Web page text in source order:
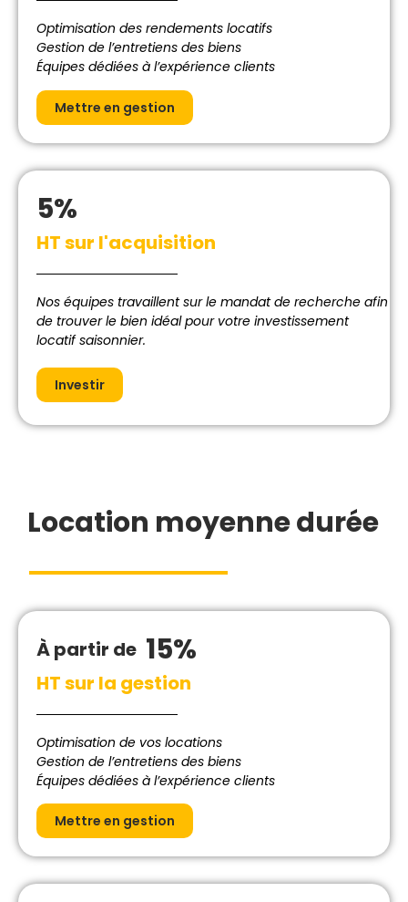
5%
HT sur l'acquisition
Nos équipes travaillent sur le mandat de recherche afin
de trouver le bien idéal pour votre investissement
locatif saisonnier.
Investir
Optimisation des rendements locatifs
Gestion de l’entretiens des biens
Équipes dédiées à l’expérience clients
Mettre en gestion
Location moyenne durée
À partir de 15%
HT sur la gestion
Optimisation de vos locations
Gestion de l’entretiens des biens
Équipes dédiées à l’expérience clients
Mettre en gestion